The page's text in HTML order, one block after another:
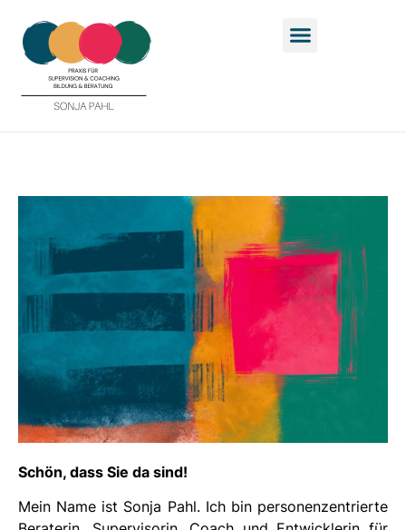
Schön, dass Sie da sind!
Mein Name ist Sonja Pahl. Ich bin personenzentrierte